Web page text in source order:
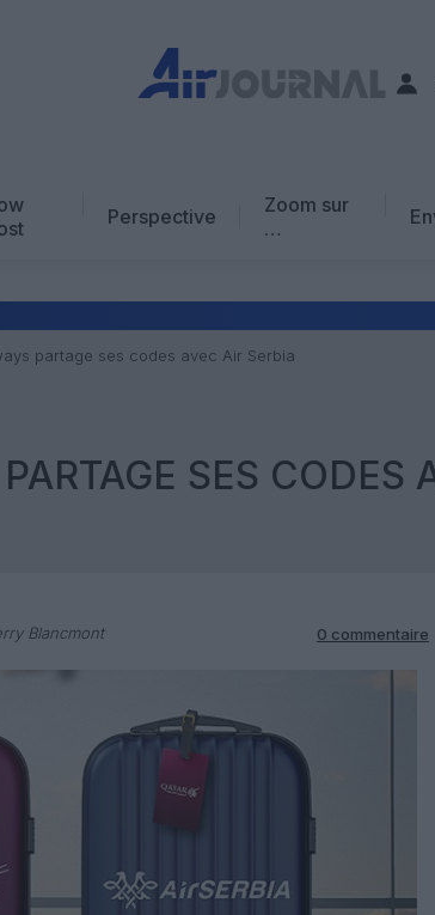
Perspective
Zoom sur
…
Avis d’expert
partage ses codes avec Air Serbia
SES CODES
Blancmont 0 commentaire